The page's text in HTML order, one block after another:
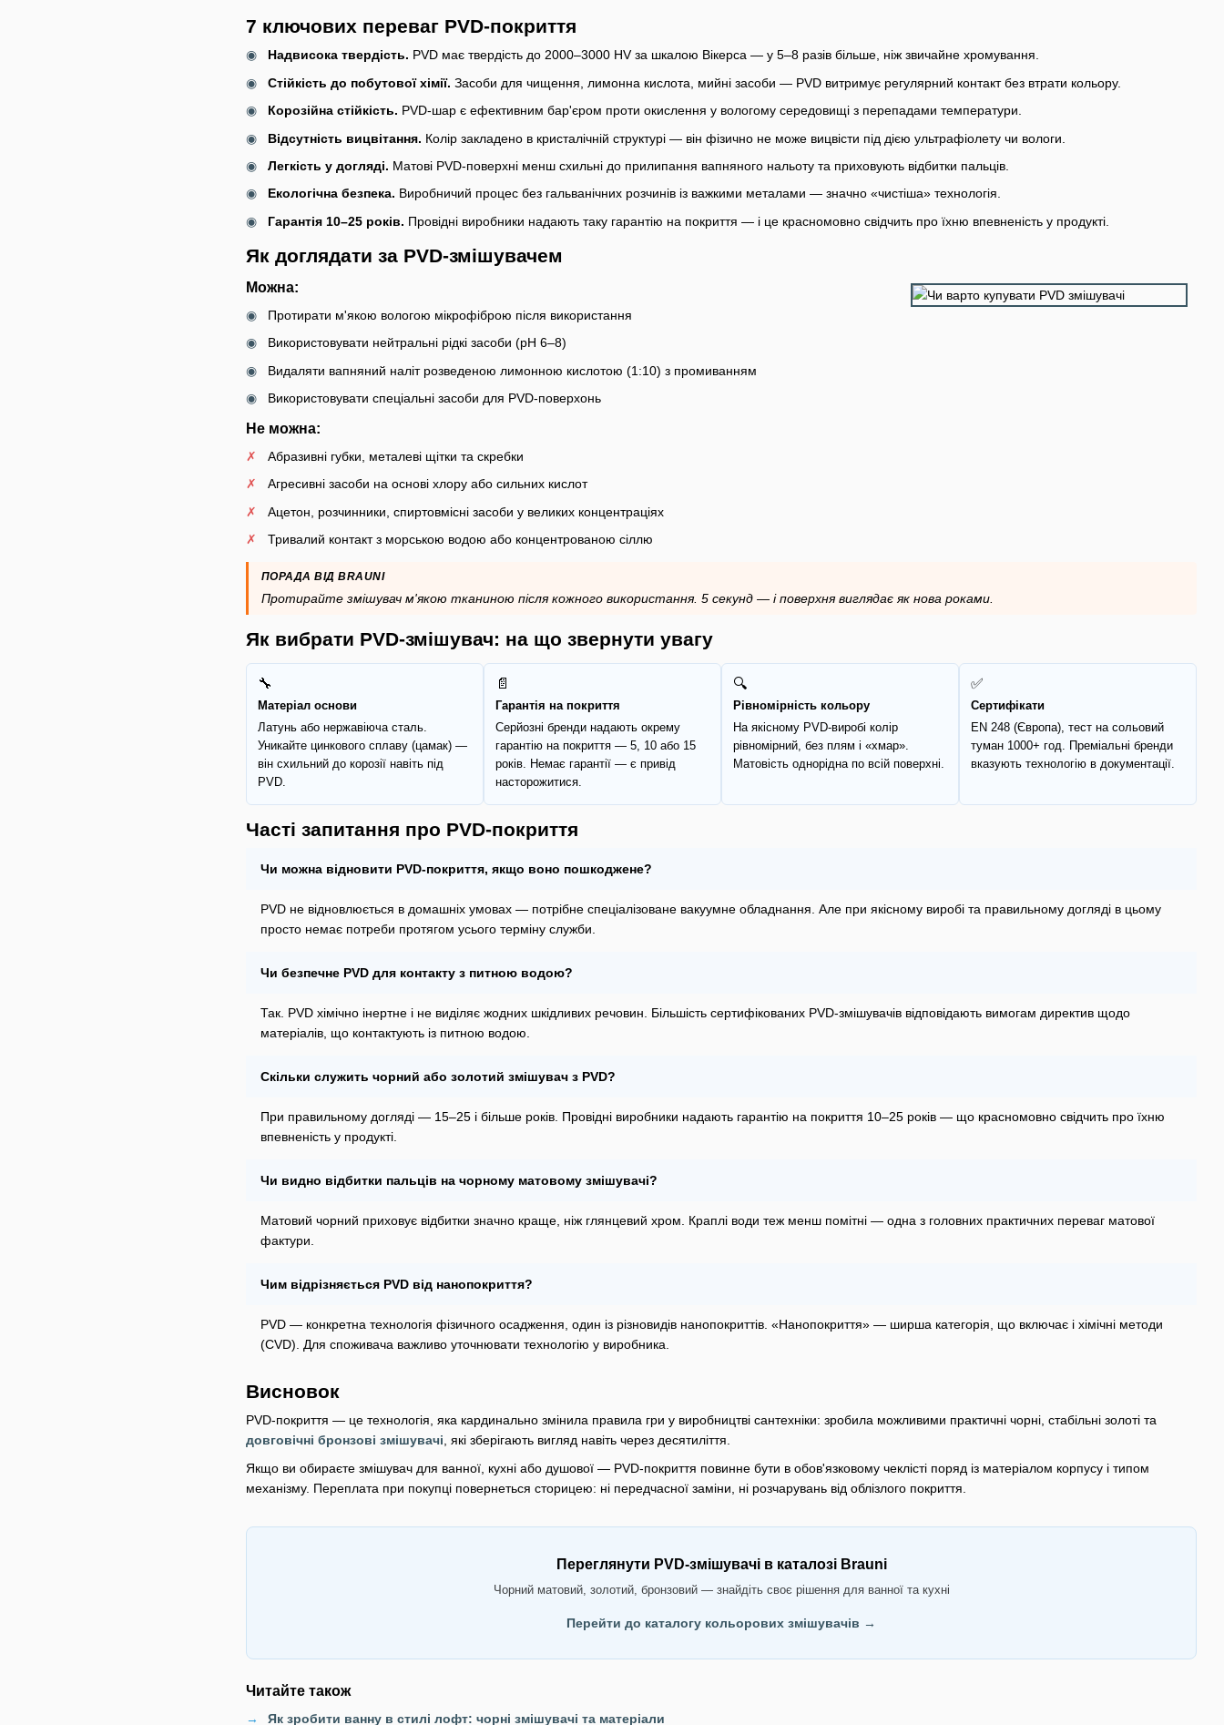
7 ключових переваг PVD-покриття
Надвисока твердість. PVD має твердість до 2000–3000 HV за шкалою Вікерса — у 5–8 разів більше, ніж звичайне хромування.
Стійкість до побутової хімії. Засоби для чищення, лимонна кислота, мийні засоби — PVD витримує регулярний контакт без втрати кольору.
Корозійна стійкість. PVD-шар є ефективним бар'єром проти окислення у вологому середовищі з перепадами температури.
Відсутність вицвітання. Колір закладено в кристалічній структурі — він фізично не може вицвісти під дією ультрафіолету чи вологи.
Легкість у догляді. Матові PVD-поверхні менш схильні до прилипання вапняного нальоту та приховують відбитки пальців.
Екологічна безпека. Виробничий процес без гальванічних розчинів із важкими металами — значно «чистіша» технологія.
Гарантія 10–25 років. Провідні виробники надають таку гарантію на покриття — і це красномовно свідчить про їхню впевненість у продукті.
Як доглядати за PVD-змішувачем
Можна:
Протирати м'якою вологою мікрофіброю після використання
Використовувати нейтральні рідкі засоби (pH 6–8)
Видаляти вапняний наліт розведеною лимонною кислотою (1:10) з промиванням
Використовувати спеціальні засоби для PVD-поверхонь
Не можна:
Абразивні губки, металеві щітки та скребки
Агресивні засоби на основі хлору або сильних кислот
Ацетон, розчинники, спиртовмісні засоби у великих концентраціях
Тривалий контакт з морською водою або концентрованою сіллю
ПОРАДА ВІД BRAUNI
Протирайте змішувач м'якою тканиною після кожного використання. 5 секунд — і поверхня виглядає як нова роками.
Як вибрати PVD-змішувач: на що звернути увагу
🔧
Матеріал основи
Латунь або нержавіюча сталь.
Уникайте цинкового сплаву (цамак) —
він схильний до корозії навіть під
PVD.
📄
Гарантія на покриття
Серйозні бренди надають окрему
гарантію на покриття — 5, 10 або 15
років. Немає гарантії — є привід
насторожитися.
🔍
Рівномірність кольору
На якісному PVD-виробі колір
рівномірний, без плям і «хмар».
Матовість однорідна по всій поверхні.
✅
Сертифікати
EN 248 (Європа), тест на сольовий
туман 1000+ год. Преміальні бренди
вказують технологію в документації.
Часті запитання про PVD-покриття
Чи можна відновити PVD-покриття, якщо воно пошкоджене?
PVD не відновлюється в домашніх умовах — потрібне спеціалізоване вакуумне обладнання. Але при якісному виробі та правильному догляді в цьому
просто немає потреби протягом усього терміну служби.
Чи безпечне PVD для контакту з питною водою?
Так. PVD хімічно інертне і не виділяє жодних шкідливих речовин. Більшість сертифікованих PVD-змішувачів відповідають вимогам директив щодо
матеріалів, що контактують із питною водою.
Скільки служить чорний або золотий змішувач з PVD?
При правильному догляді — 15–25 і більше років. Провідні виробники надають гарантію на покриття 10–25 років — що красномовно свідчить про їхню
впевненість у продукті.
Чи видно відбитки пальців на чорному матовому змішувачі?
Матовий чорний приховує відбитки значно краще, ніж глянцевий хром. Краплі води теж менш помітні — одна з головних практичних переваг матової
фактури.
Чим відрізняється PVD від нанопокриття?
PVD — конкретна технологія фізичного осадження, один із різновидів нанопокриттів. «Нанопокриття» — ширша категорія, що включає і хімічні методи
(CVD). Для споживача важливо уточнювати технологію у виробника.
Висновок
PVD-покриття — це технологія, яка кардинально змінила правила гри у виробництві сантехніки: зробила можливими практичні чорні, стабільні золоті та
довговічні бронзові змішувачі , які зберігають вигляд навіть через десятиліття.
Якщо ви обираєте змішувач для ванної, кухні або душової — PVD-покриття повинне бути в обов'язковому чеклісті поряд із матеріалом корпусу і типом
механізму. Переплата при покупці повернеться сторицею: ні передчасної заміни, ні розчарувань від облізлого покриття.
Переглянути PVD-змішувачі в каталозі Brauni
Чорний матовий, золотий, бронзовий — знайдіть своє рішення для ванної та кухні
Перейти до каталогу кольорових змішувачів →
Читайте також
Як зробити ванну в стилі лофт: чорні змішувачі та матеріали